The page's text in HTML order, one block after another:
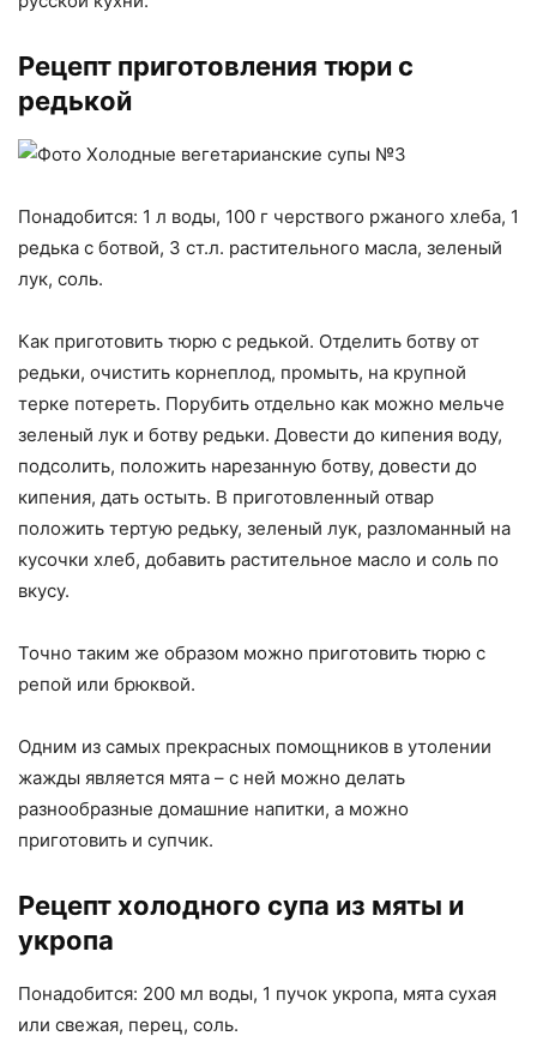
Рецепт приготовления тюри с
редькой
Понадобится: 1 л воды, 100 г черствого ржаного хлеба, 1
редька с ботвой, 3 ст.л. растительного масла, зеленый
лук, соль.
Как приготовить тюрю с редькой. Отделить ботву от
редьки, очистить корнеплод, промыть, на крупной
терке потереть. Порубить отдельно как можно мельче
зеленый лук и ботву редьки. Довести до кипения воду,
подсолить, положить нарезанную ботву, довести до
кипения, дать остыть. В приготовленный отвар
положить тертую редьку, зеленый лук, разломанный на
кусочки хлеб, добавить растительное масло и соль по
вкусу.
Точно таким же образом можно приготовить тюрю с
репой или брюквой.
Одним из самых прекрасных помощников в утолении
жажды является мята – с ней можно делать
разнообразные домашние напитки, а можно
приготовить и супчик.
Рецепт холодного супа из мяты и
укропа
Понадобится: 200 мл воды, 1 пучок укропа, мята сухая
или свежая, перец, соль.